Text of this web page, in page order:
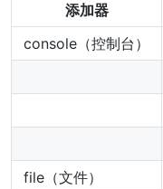
添加器
console（控制台）
file（文件）